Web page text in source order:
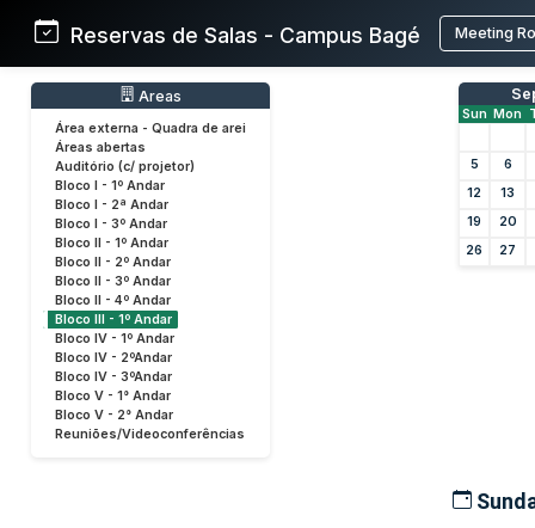
Reservas de Salas - Campus Bagé Meeting
Areas
Área externa - Quadra de arei
Áreas abertas
Auditório (c/ projetor)
Bloco I - 1º Andar
Bloco I - 2ª Andar
Bloco I - 3º Andar
Bloco II - 1º Andar
Bloco II - 2º Andar
Bloco II - 3º Andar
Bloco II - 4º Andar
Bloco III - 1º Andar
Bloco IV - 1º Andar
Bloco IV - 2ºAndar
Bloco IV - 3ºAndar
Bloco V - 1° Andar
Bloco V - 2° Andar
Reuniões/Videoconferências
Sun Mon
5
6
12
13
19
20
26
27